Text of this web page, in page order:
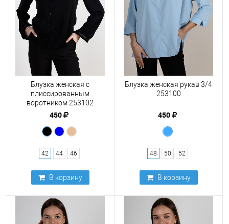
Блузка женская с
плиссированным
воротником 253102
450
42 44 46
В корзину
Блузка женская рукав 3/4
253100
450
48 50 52
В корзину